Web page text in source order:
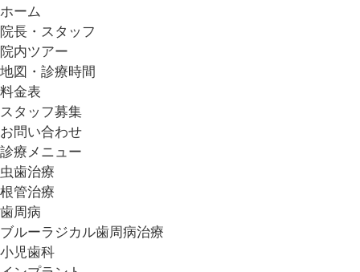
ホーム
院長・スタッフ
院内ツアー
地図・診療時間
料金表
スタッフ募集
お問い合わせ
診療メニュー
虫歯治療
根管治療
歯周病
ブルーラジカル歯周病治療
小児歯科